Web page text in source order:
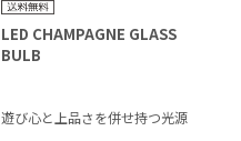
LED CHAMPAGNE GLASS
BULB
遊び心と上品さを併せ持つ光源